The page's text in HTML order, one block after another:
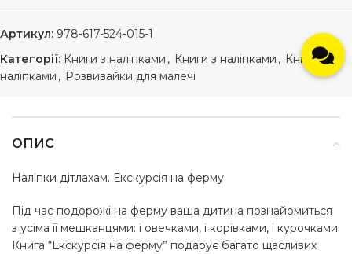
Артикул: 978-617-524-015-1
Категорії: Книги з наліпками , Книги з наліпками , Книжки з
наліпками , Розвивайки для малечі
ОПИС
Наліпки дітлахам. Екскурсія на ферму
Під час подорожі на ферму ваша дитина познайомиться
з усіма її мешканцями: і овечками, і корівками, і курочками.
Книга “Екскурсія на ферму” подарує багато щасливих